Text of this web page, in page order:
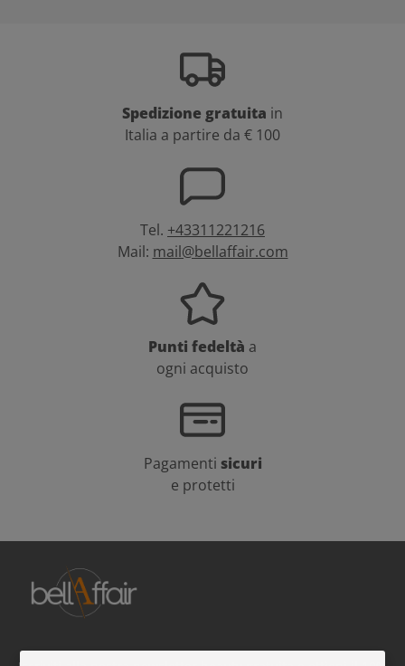
Spedizione gratuita in
Italia a partire da € 100
Tel. +43311221216
Mail: mail@bellaffair.com
Punti fedeltà a
ogni acquisto
Pagamenti sicuri
e protetti